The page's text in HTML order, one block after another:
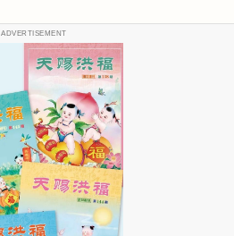
ADVERTISEMENT